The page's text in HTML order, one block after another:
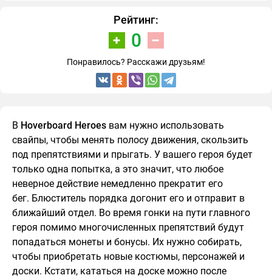
Рейтинг:
0
Понравилось? Расскажи друзьям!
В Hoverboard Heroes вам нужно использовать
свайпы, чтобы менять полосу движения, скользить
под препятствиями и прыгать. У вашего героя будет
только одна попытка, а это значит, что любое
неверное действие немедленно прекратит его
бег. Блюститель порядка догонит его и отправит в
ближайший отдел. Во время гонки на пути главного
героя помимо многочисленных препятствий будут
попадаться монеты и бонусы. Их нужно собирать,
чтобы приобретать новые костюмы, персонажей и
доски. Кстати, кататься на доске можно после